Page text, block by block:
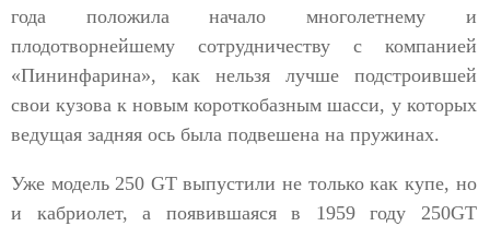
года положила начало многолетнему и
плодотворнейшему сотрудничеству с компанией
«Пининфарина», как нельзя лучше подстроившей
свои кузова к новым короткобазным шасси, у которых
ведущая задняя ось была подвешена на пружинах.
Уже модель 250 GT выпустили не только как купе, но
и кабриолет, а появившаяся в 1959 году 250GT